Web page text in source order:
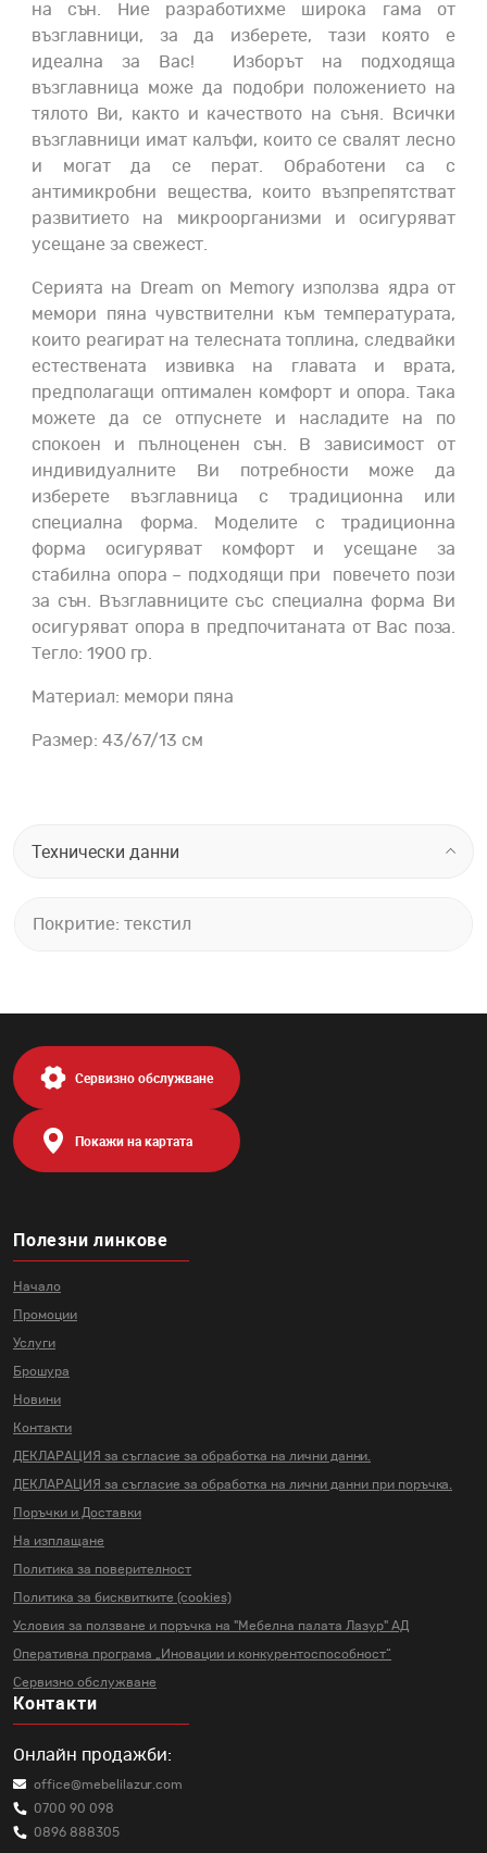
на сън. Ние разработихме широка гама от
възглавници, за да изберете, тази която е
идеална за Вас! Изборът на подходяща
възглавница може да подобри положението на
тялото Ви, както и качествoто на съня. Всички
възглавници имат калъфи, които се свалят лесно
и могат да се перат. Обработени са с
антимикробни вещества, които възпрепятстват
развитието на микроорганизми и осигуряват
усещане за свежест.
Серията на Dream on Memory използва ядра от
мемори пяна чувствителни към температурата,
които реагират на телесната топлина, следвайки
естествената извивка на главата и врата,
предполагащи оптимален комфорт и опора. Така
можете да се отпуснете и насладите на по
спокоен и пълноценен сън. В зависимост от
индивидуалните Ви потребности може да
изберете възглавница с традиционна или
специална форма. Моделите с традиционна
форма осигуряват комфорт и усещане за
стабилна опора – подходящи при повечето пози
за сън. Възглавниците със специална форма Ви
осигуряват опора в предпочитаната от Вас поза.
Тегло: 1900 гр.
Материал: мемори пяна
Размер: 43/67/13 см
Технически данни
Покритие: текстил
Полезни линкове
Начало
Промоции
Услуги
Брошура
Новини
Контакти
ДЕКЛАРАЦИЯ за съгласие за обработка на лични данни.
ДЕКЛАРАЦИЯ за съгласие за обработка на лични данни при поръчка.
Поръчки и Доставки
На изплащане
Политика за поверителност
Политика за бисквитките (cookies)
Условия за ползване и поръчка на "Мебелна палата Лазур" АД
Оперативна програма „Иновации и конкурентоспособност“
Сервизно обслужване
Контакти
Онлайн продажби:
office@mebelilazur.com
0700 90 098
0896 888305
Сервизно обслужване
Покажи на картата